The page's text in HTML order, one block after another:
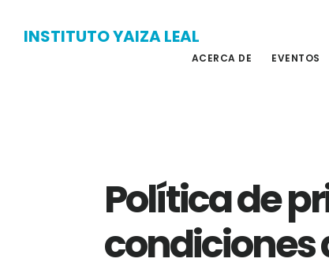
INSTITUTO YAIZA LEAL
ACERCA DE EVENTOS
Política de
condiciones